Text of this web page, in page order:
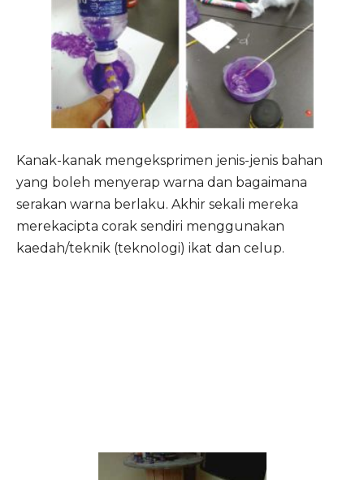
Kanak-kanak mengeksprimen jenis-jenis bahan
yang boleh menyerap warna dan bagaimana
serakan warna berlaku. Akhir sekali mereka
merekacipta corak sendiri menggunakan
kaedah/teknik (teknologi) ikat dan celup.